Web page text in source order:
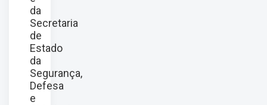
da
Secretaria
de
Estado
da
Segurança,
Defesa
e